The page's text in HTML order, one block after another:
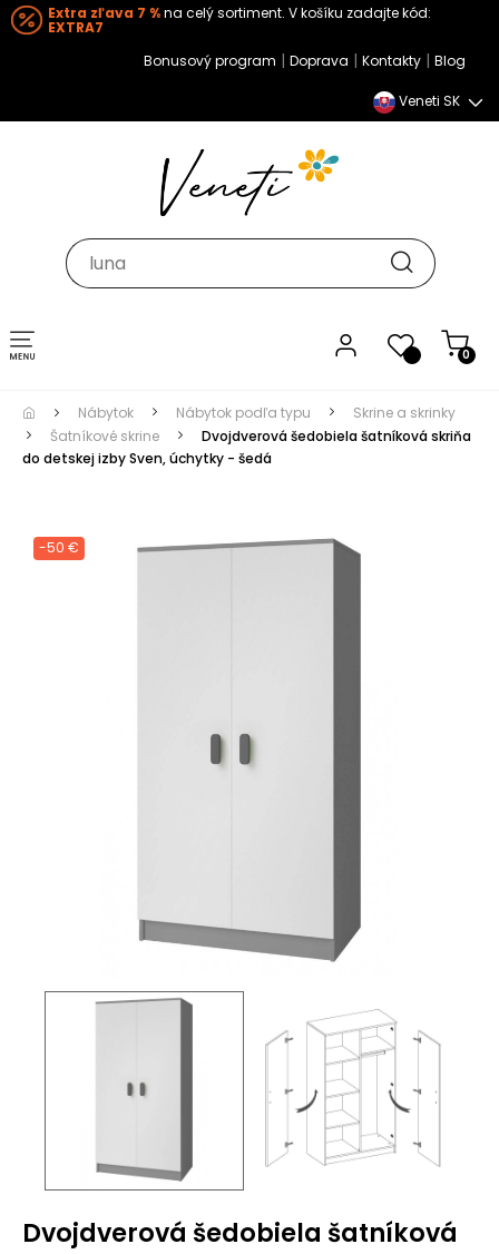
Extra zľava 7 %na celý sortiment. V košíku zadajte kód:
EXTRA7
Bonusový program | Doprava | Kontakty | Blog
Veneti SK
0
Toggle navigation
Nábytok Nábytok podľa typu
Skrine a skrinky
Šatníkové skrine
Dvojdverová šedobiela šatníková skriňa
do detskej izby Sven, úchytky - šedá
-50 €
Dvojdverová šedobiela šatníková